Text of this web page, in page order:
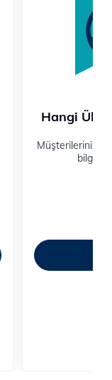
Hangi
Müşterilerinizin
bilgisini